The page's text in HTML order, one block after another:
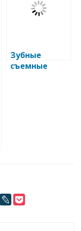
Зубные
съемные
я»